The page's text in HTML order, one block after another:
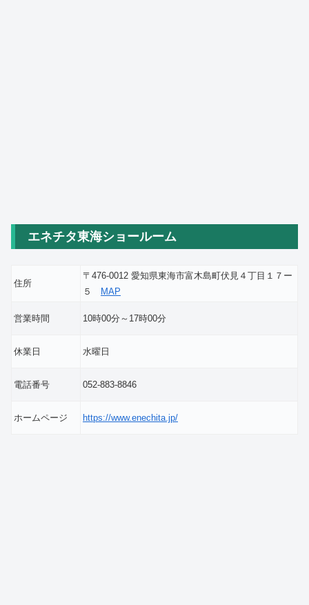
エネチタ東海ショールーム
住所
〒476-0012 愛知県東海市富木島町伏見４丁目１７ー
５ MAP
営業時間 10時00分～17時00分
休業日 水曜日
電話番号 052-883-8846
ホームページ https://www.enechita.jp/